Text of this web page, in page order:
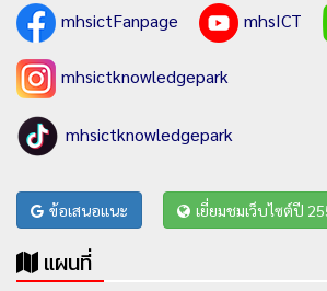
mhsictFanpage
mhsICT
mhsictknowledgepark
mhsictknowledgepark
ข้อเสนอแนะ เยี่ยมชมเว็บไซต์ปี
แผนที่